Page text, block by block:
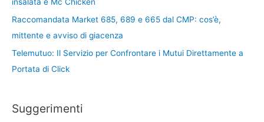
Raccomandata Market 685, 689 e 665 dal CMP: cos’è,
mittente e avviso di giacenza
Telemutuo: Il Servizio per Confrontare i Mutui Direttamente a
Portata di Click
Suggerimenti